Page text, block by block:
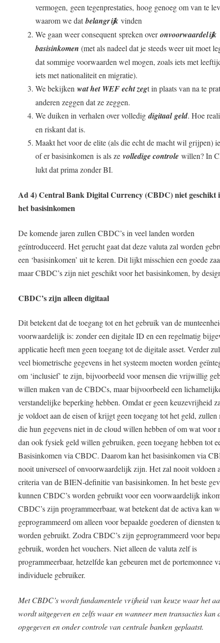
vermogen, geen tegenprestaties,hoog genoeg om van te
waarom we datbelangrijkvinden
We gaan weer consequent spreken overonvoorwaardelijk
basisinkomen (met als nadeel dat je steeds weer uit moet
dat sommige voorwaarden wel mogen, zoals iets met
iets met nationaliteit en migratie).
We bekijkenwat het WEF echt zegt in plaats van na te
anderen zeggen dat ze zeggen.
We duiken in verhalen over volledigdigitaal geld. Hoe
en riskant dat is.
Maakt het voor de elite (als die echt de macht wil grijpen)
of er basisinkomen is als zevolledige controle willen? In
lukt dat prima zonder BI.
Ad 4) Central Bank Digital Currency (CBDC) niet geschikt
het basisinkomen
De komende jaren zullen CBDC’s in veel landen worden
geïntroduceerd. Het gerucht gaat dat deze valuta zal worden
een ‘basisinkomen’ uit te keren. Dit lijkt misschien een goede
maar CBDC’s zijn niet geschikt voor het basisinkomen, by
CBDC’s zijn alleen digitaal
Dit betekent dat de toegang tot en het gebruik van de
voorwaardelijk is: zonder een digitale ID en een regelmatig
applicatie heeft men geen toegang tot de digitale asset. Verder
veel biometrische gegevens in het systeem moeten worden
om ‘inclusief’ te zijn, bijvoorbeeld voor mensen die vrijwillig
willen maken van de CBDCs, maar bijvoorbeeld een
verstandelijke beperking hebben. Omdat er geen keuzevrijheid
je voldoet aan de eisen of krijgt geen toegang tot het geld, zullen
die hun gegevens niet in de cloud willen hebben of om wat voor
dan ook fysiek geld willen gebruiken, geen toegang hebben tot
Basisinkomen via CBDC. Daarom kan het basisinkomen via
nooit universeel of onvoorwaardelijk zijn. Het zal nooit voldoen
criteria van de BIEN-definitie van basisinkomen. In het beste
kunnen CBDC’s worden gebruikt voor een voorwaardelijk
CBDC’s zijn programmeerbaar, wat betekent dat de activa kan
geprogrammeerd om alleen voor bepaalde goederen of diensten
worden gebruikt. Zodra CBDC’s zijn geprogrammeerd voor
gebruik, worden het vouchers. Niet alleen de valuta zelf is
programmeerbaar, hetzelfde kan gebeuren met de portemonnee
individuele gebruiker.
Met CBDC’s wordt fundamentele vrijheid van keuze waar het
wordt uitgegeven en zelfs waar en wanneer men transacties kan
opgegeven en onder controle van centrale banken geplaatst.